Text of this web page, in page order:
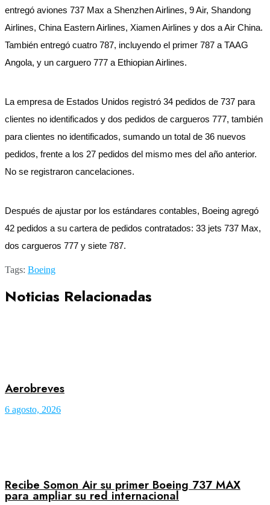
entregó aviones 737 Max a Shenzhen Airlines, 9 Air, Shandong
Airlines, China Eastern Airlines, Xiamen Airlines y dos a Air China.
También entregó cuatro 787, incluyendo el primer 787 a TAAG
Angola, y un carguero 777 a Ethiopian Airlines.
La empresa de Estados Unidos registró 34 pedidos de 737 para
clientes no identificados y dos pedidos de cargueros 777, también
para clientes no identificados, sumando un total de 36 nuevos
pedidos, frente a los 27 pedidos del mismo mes del año anterior.
No se registraron cancelaciones.
Después de ajustar por los estándares contables, Boeing agregó
42 pedidos a su cartera de pedidos contratados: 33 jets 737 Max,
dos cargueros 777 y siete 787.
Tags: Boeing
Noticias Relacionadas
Aerobreves
6 agosto, 2026
Recibe Somon Air su primer Boeing 737 MAX
para ampliar su red internacional